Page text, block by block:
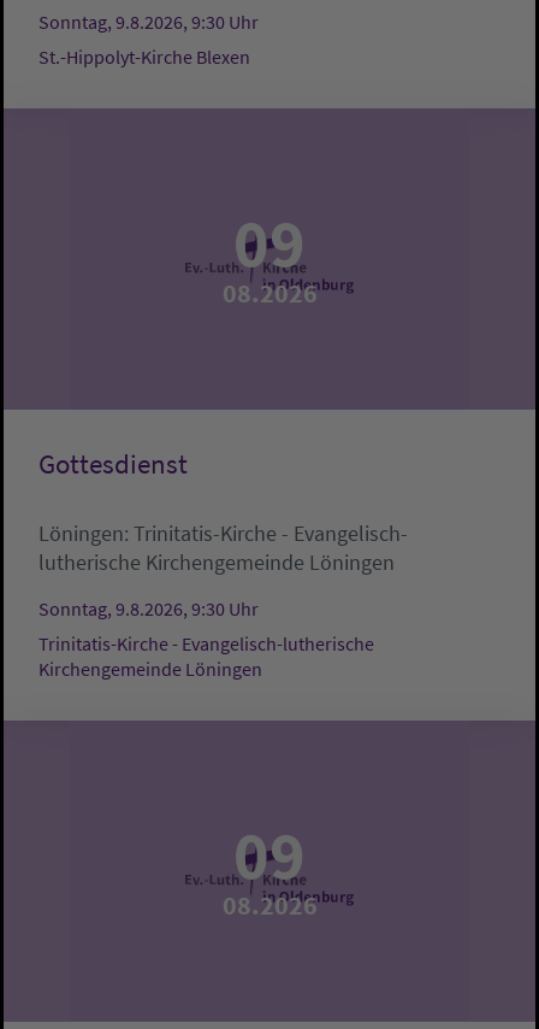
Sonntag, 9.8.2026, 9:30 Uhr
St.-Hippolyt-Kirche Blexen
09
08.2026
Gottesdienst
Löningen: Trinitatis-Kirche - Evangelisch-
lutherische Kirchengemeinde Löningen
Sonntag, 9.8.2026, 9:30 Uhr
Trinitatis-Kirche - Evangelisch-lutherische
Kirchengemeinde Löningen
09
08.2026